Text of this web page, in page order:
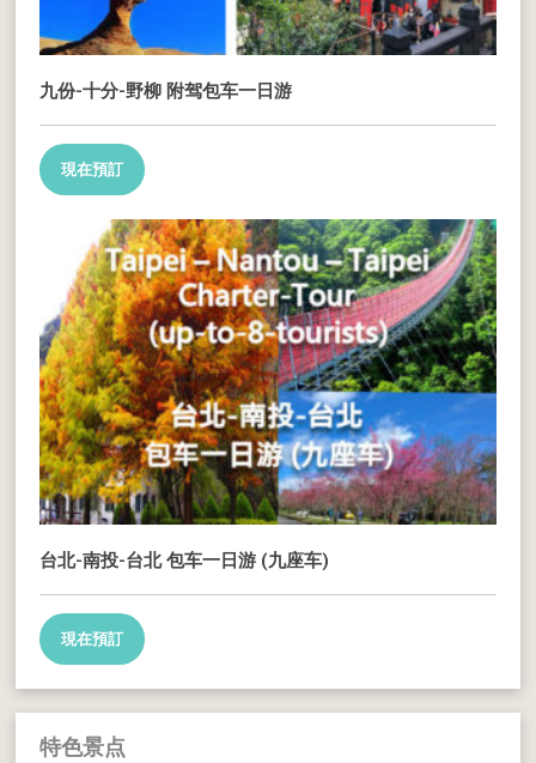
九份-十分-野柳 附驾包车一日游
現在預訂
台北-南投-台北 包车一日游 (九座车)
現在預訂
特色景点